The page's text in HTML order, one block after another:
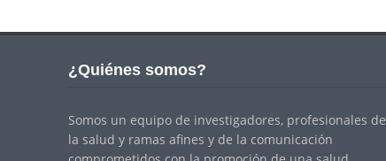
¿Quiénes somos?
Somos un equipo de investigadores, profesionales de
la salud y ramas afines y de la comunicación